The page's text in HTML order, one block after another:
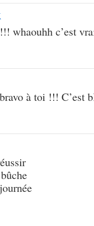
whaouhh c’est
à toi !!! C’est